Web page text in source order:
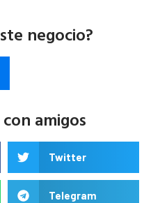
negocio?
amigos
Twitter
Telegram